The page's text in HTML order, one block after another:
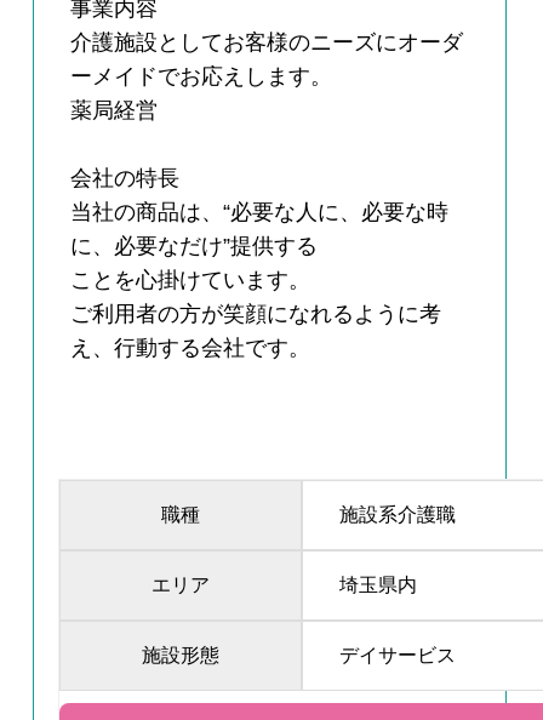
事業内容
介護施設としてお客様のニーズにオーダ
ーメイドでお応えします。
薬局経営
会社の特長
当社の商品は、“必要な人に、必要な時
に、必要なだけ”提供する
ことを心掛けています。
ご利用者の方が笑顔になれるように考
え、行動する会社です。
職種 施設系介護職
エリア 埼玉県内
施設形態 デイサービス